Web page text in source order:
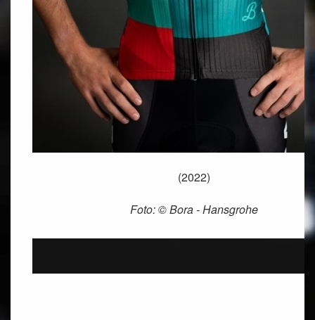
(2022)
Foto: © Bora - Hansgrohe